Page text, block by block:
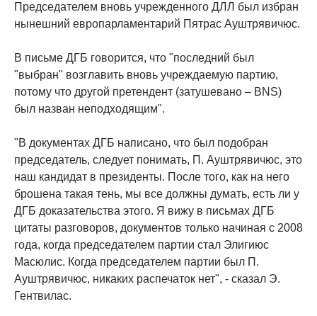
Председателем вновь учрежденного ДЛЛ был избран
нынешний европарламентарий Пятрас Ауштрявичюс.
В письме ДГБ говорится, что "последний был
"выбран" возглавить вновь учреждаемую партию,
потому что другой претендент (затушевано – BNS)
был назван неподходящим".
"В документах ДГБ написано, что был подобран
председатель, следует понимать, П. Ауштрявичюс, это
наш кандидат в президенты. После того, как на него
брошена такая тень, мы все должны думать, есть ли у
ДГБ доказательства этого. Я вижу в письмах ДГБ
цитаты разговоров, документов только начиная с 2008
года, когда председателем партии стал Элигиюс
Масюлис. Когда председателем партии был П.
Ауштрявичюс, никаких распечаток нет", - сказал Э.
Гентвилас.